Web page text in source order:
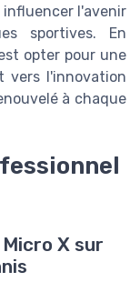
l'avenir
sportives. En
opter pour une
vers l'innovation
à chaque
X sur